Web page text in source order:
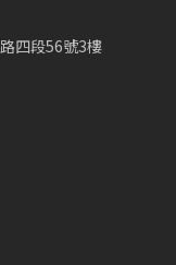
四段56號3樓